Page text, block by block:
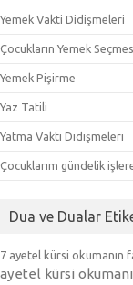
Yemek Vakti Didişmeleri
Çocukların Yemek
Yemek Pişirme
Yaz Tatili
Yatma Vakti Didişmeleri
Çocuklarım gündelik
Dua ve Dualar
7 ayetel kürsi okumanın
ayetel kürsi